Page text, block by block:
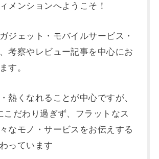
メンションへようこそ！
ジェット・モバイルサービス・
考察やレビュー記事を中心にお
す。
熱くなれることが中心ですが、
こだわり過ぎず、フラットなス
なモノ・サービスをお伝えする
っています